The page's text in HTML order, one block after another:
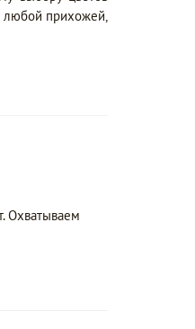
любой прихожей,
Охватываем